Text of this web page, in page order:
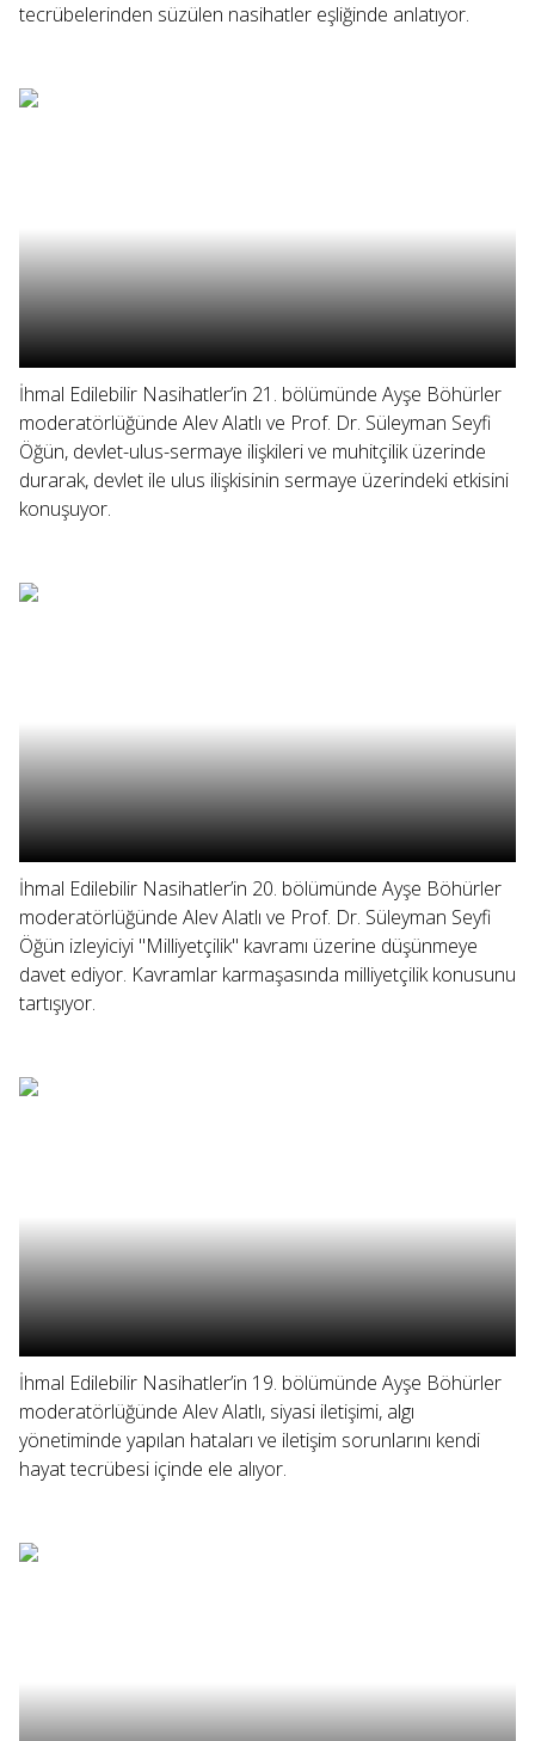
tecrübelerinden süzülen nasihatler eşliğinde anlatıyor.
İhmal Edilebilir Nasihatler’in 21. bölümünde Ayşe Böhürler
moderatörlüğünde Alev Alatlı ve Prof. Dr. Süleyman Seyfi
Öğün, devlet-ulus-sermaye ilişkileri ve muhitçilik üzerinde
durarak, devlet ile ulus ilişkisinin sermaye üzerindeki etkisini
konuşuyor.
İhmal Edilebilir Nasihatler’in 20. bölümünde Ayşe Böhürler
moderatörlüğünde Alev Alatlı ve Prof. Dr. Süleyman Seyfi
Öğün izleyiciyi "Milliyetçilik" kavramı üzerine düşünmeye
davet ediyor. Kavramlar karmaşasında milliyetçilik konusunu
tartışıyor.
İhmal Edilebilir Nasihatler’in 19. bölümünde Ayşe Böhürler
moderatörlüğünde Alev Alatlı, siyasi iletişimi, algı
yönetiminde yapılan hataları ve iletişim sorunlarını kendi
hayat tecrübesi içinde ele alıyor.